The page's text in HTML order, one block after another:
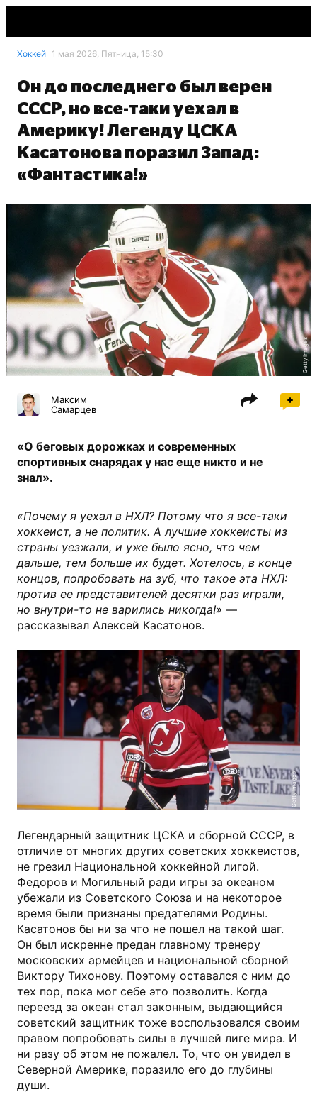
Хоккей 1 мая 2026, Пятница, 15:30
Он до последнего был верен
СССР, но все-таки уехал в
Америку! Легенду ЦСКА
Касатонова поразил Запад:
«Фантастика!»
Getty Images
Максим
Самарцев
«О беговых дорожках и современных
спортивных снарядах у нас еще никто и не
знал».
«Почему я уехал в НХЛ? Потому что я все-таки
хоккеист, а не политик. А лучшие хоккеисты из
страны уезжали, и уже было ясно, что чем
дальше, тем больше их будет. Хотелось, в конце
концов, попробовать на зуб, что такое эта НХЛ:
против ее представителей десятки раз играли,
но внутри-то не варились никогда!» —
рассказывал Алексей Касатонов.
Getty Images
Легендарный защитник ЦСКА и сборной СССР, в
отличие от многих других советских хоккеистов,
не грезил Национальной хоккейной лигой.
Федоров и Могильный ради игры за океаном
убежали из Советского Союза и на некоторое
время были признаны предателями Родины.
Касатонов бы ни за что не пошел на такой шаг.
Он был искренне предан главному тренеру
московских армейцев и национальной сборной
Виктору Тихонову. Поэтому оставался с ним до
тех пор, пока мог себе это позволить. Когда
переезд за океан стал законным, выдающийся
советский защитник тоже воспользовался своим
правом попробовать силы в лучшей лиге мира. И
ни разу об этом не пожалел. То, что он увидел в
Северной Америке, поразило его до глубины
души.